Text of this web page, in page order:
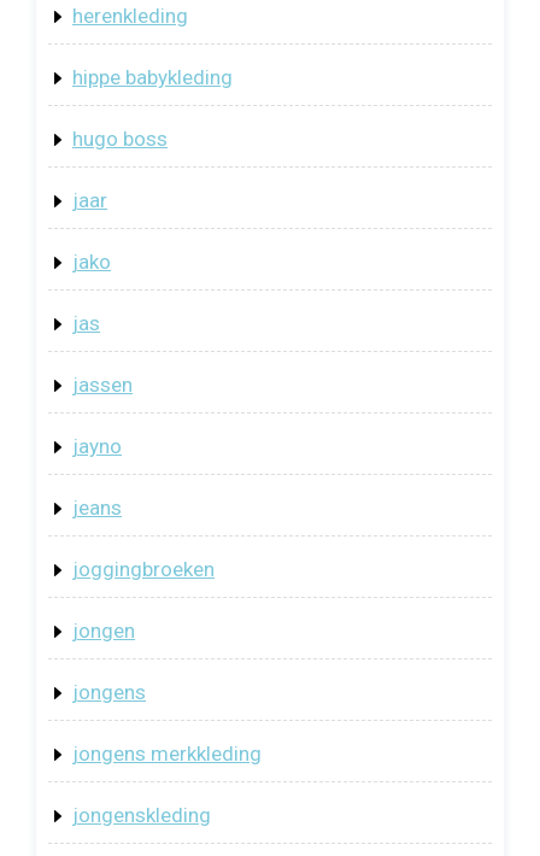
herenkleding
hippe babykleding
hugo boss
jaar
jako
jas
jassen
jayno
jeans
joggingbroeken
jongen
jongens
jongens merkkleding
jongenskleding